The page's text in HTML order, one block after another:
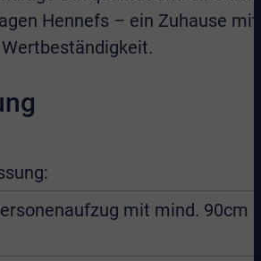
Hennefs – ein Zuhause mit
mit mind. 90cm